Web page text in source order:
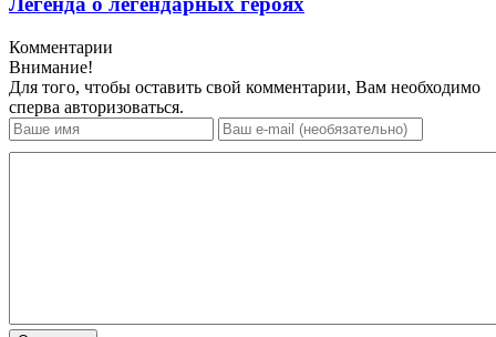
Комментарии
Внимание!
Для того, чтобы оставить свой комментарии, Вам необходимо
сперва авторизоваться.